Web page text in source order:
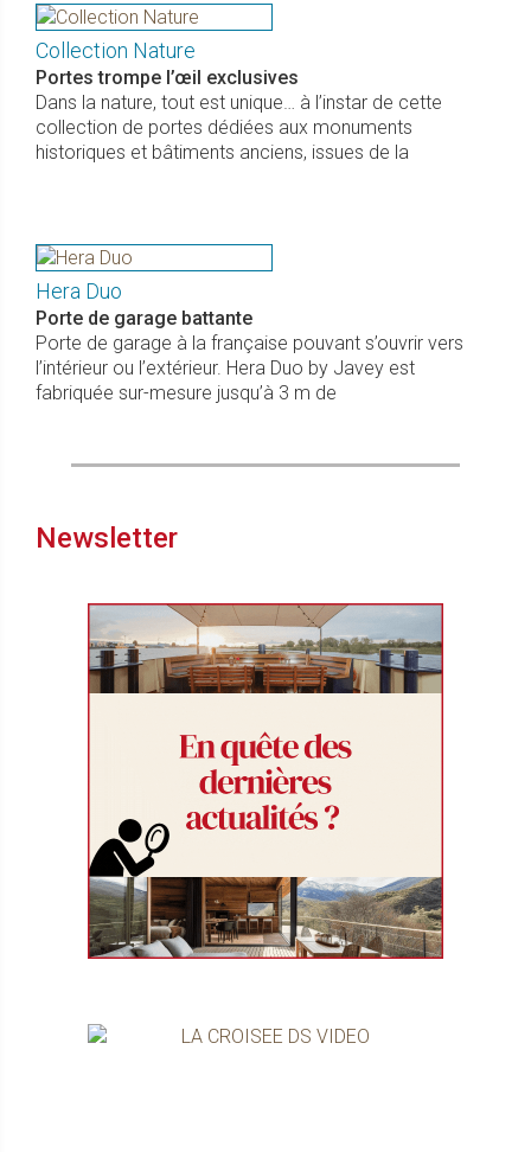
Collection Nature
Portes trompe l’œil exclusives
Dans la nature, tout est unique… à l’instar de cette
collection de portes dédiées aux monuments
historiques et bâtiments anciens, issues de la
Hera Duo
Porte de garage battante
Porte de garage à la française pouvant s’ouvrir vers
l’intérieur ou l’extérieur. Hera Duo by Javey est
fabriquée sur-mesure jusqu’à 3 m de
Newsletter